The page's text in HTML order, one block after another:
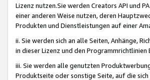
Lizenz nutzen.Sie werden Creators API und
einer anderen Weise nutzen, deren
Produkten und Dienstleistungen auf einer
ii. Sie werden sich an alle Seiten, Anhänge,
in dieser Lizenz und den Programmrichtlinien
iii. Sie werden alle genutzten
Produktseite oder sonstige Seite, auf die